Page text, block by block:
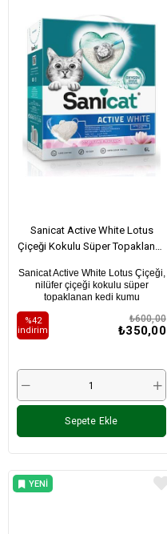
Sanicat Active White Lotus
Çiçeği Kokulu Süper Topaklanan
Sanicat Active White Lotus Çiçeği,
nilüfer çiçeği kokulu süper
topaklanan kedi kumu
₺350,00
₺600,00
%42
i̇ndirim
Sepete Ekle
YENI